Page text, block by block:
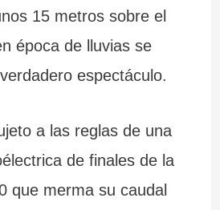
15 metros sobre el
época de lluvias se
espectáculo.
a las reglas de una
de finales de la
que merma su caudal